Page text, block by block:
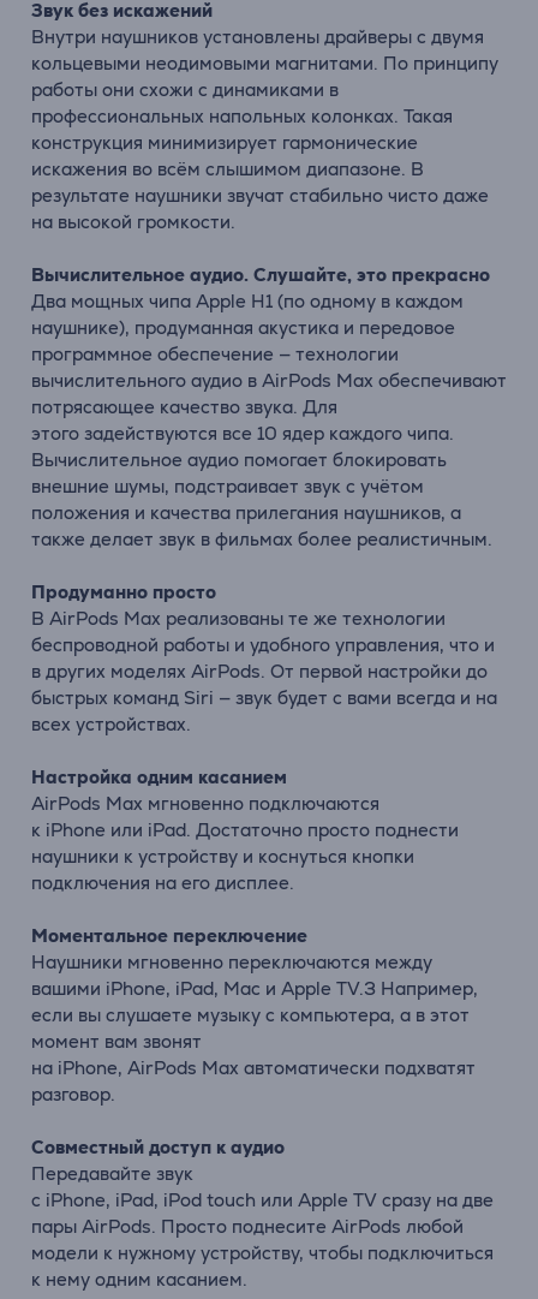
Звук без искажений
Внутри наушников установлены драйверы с двумя
кольцевыми неодимовыми магнитами. По принципу
работы они схожи с динамиками в
профессиональных напольных колонках. Такая
конструкция минимизирует гармонические
искажения во всём слышимом диапазоне. В
результате наушники звучат стабильно чисто даже
на высокой громкости.
Вычислительное аудио. Слушайте, это прекрасно
Два мощных чипа Apple H1 (по одному в каждом
наушнике), продуманная акустика и передовое
программное обеспечение — технологии
вычислительного аудио в AirPods Max обеспечивают
потрясающее качество звука. Для
этого задействуются все 10 ядер каждого чипа.
Вычислительное аудио помогает блокировать
внешние шумы, подстраивает звук с учётом
положения и качества прилегания наушников, а
также делает звук в фильмах более реалистичным.
Продуманно просто
В AirPods Max реализованы те же технологии
беспроводной работы и удобного управления, что и
в других моделях AirPods. От первой настройки до
быстрых команд Siri — звук будет с вами всегда и на
всех устройствах.
Настройка одним касанием
AirPods Max мгновенно подключаются
к iPhone или iPad. Достаточно просто поднести
наушники к устройству и коснуться кнопки
подключения на его дисплее.
Моментальное переключение
Наушники мгновенно переключаются между
вашими iPhone, iPad, Mac и Apple TV.3 Например,
если вы слушаете музыку с компьютера, а в этот
момент вам звонят
на iPhone, AirPods Max автоматически подхватят
разговор.
Совместный доступ к аудио
Передавайте звук
с iPhone, iPad, iPod touch или Apple TV сразу на две
пары AirPods. Просто поднесите AirPods любой
модели к нужному устройству, чтобы подключиться
к нему одним касанием.